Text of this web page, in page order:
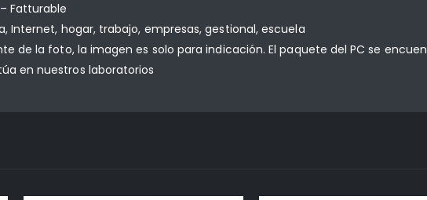
Fatturable
Internet, hogar, trabajo, empresas, gestional, escuela
de la foto, la imagen es solo para indicación. El paquete del PC se
en nuestros laboratorios